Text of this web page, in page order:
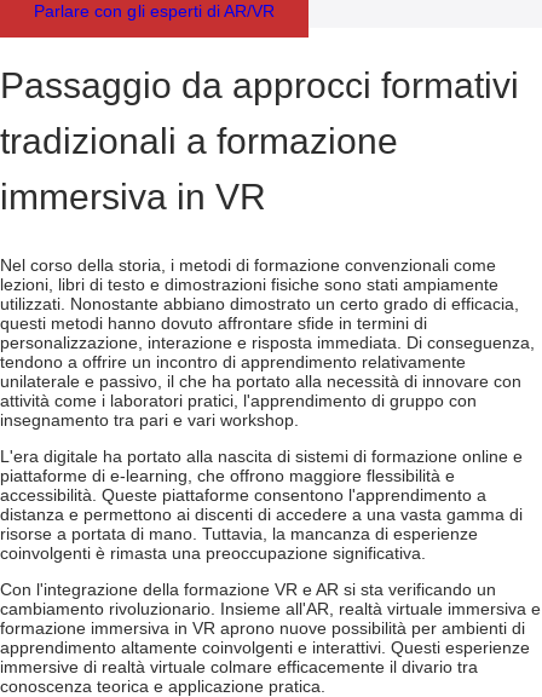
Parlare con gli esperti di AR/VR
Passaggio da approcci formativi
tradizionali a formazione
immersiva in VR
Nel corso della storia, i metodi di formazione convenzionali come
lezioni, libri di testo e dimostrazioni fisiche sono stati ampiamente
utilizzati. Nonostante abbiano dimostrato un certo grado di efficacia,
questi metodi hanno dovuto affrontare sfide in termini di
personalizzazione, interazione e risposta immediata. Di conseguenza,
tendono a offrire un incontro di apprendimento relativamente
unilaterale e passivo, il che ha portato alla necessità di innovare con
attività come i laboratori pratici, l'apprendimento di gruppo con
insegnamento tra pari e vari workshop.
L'era digitale ha portato alla nascita di sistemi di formazione online e
piattaforme di e-learning, che offrono maggiore flessibilità e
accessibilità. Queste piattaforme consentono l'apprendimento a
distanza e permettono ai discenti di accedere a una vasta gamma di
risorse a portata di mano. Tuttavia, la mancanza di esperienze
coinvolgenti è rimasta una preoccupazione significativa.
Con l'integrazione della formazione VR e AR si sta verificando un
cambiamento rivoluzionario. Insieme all'AR, realtà virtuale immersiva e
formazione immersiva in VR aprono nuove possibilità per ambienti di
apprendimento altamente coinvolgenti e interattivi. Questi esperienze
immersive di realtà virtuale colmare efficacemente il divario tra
conoscenza teorica e applicazione pratica.